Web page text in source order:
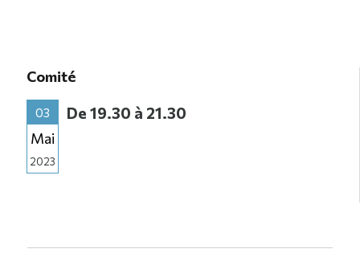
Comité
03
Mai
2023
De 19.30 à 21.30